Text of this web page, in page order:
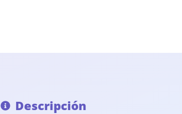
Descripción